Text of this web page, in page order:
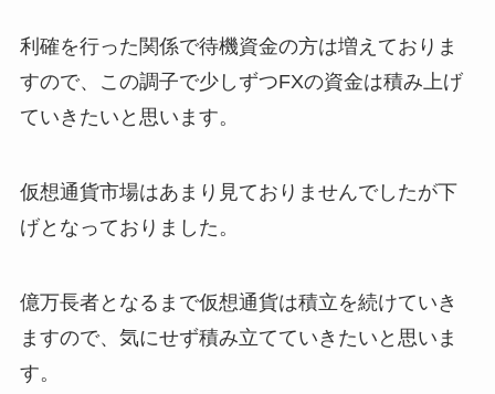
利確を行った関係で待機資金の方は増えておりま
すので、この調子で少しずつFXの資金は積み上げ
ていきたいと思います。
仮想通貨市場はあまり見ておりませんでしたが下
げとなっておりました。
億万長者となるまで仮想通貨は積立を続けていき
ますので、気にせず積み立てていきたいと思いま
す。